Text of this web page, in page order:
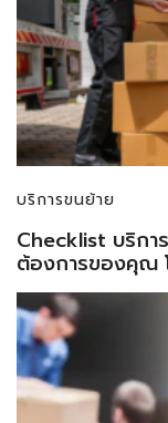
บริการขนย้าย
Checklist บริกา
ต้องการของคุณ